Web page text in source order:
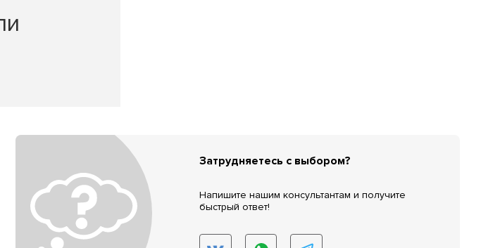
Затрудняетесь с выбором?
Напишите нашим консультантам и получите
быстрый ответ!